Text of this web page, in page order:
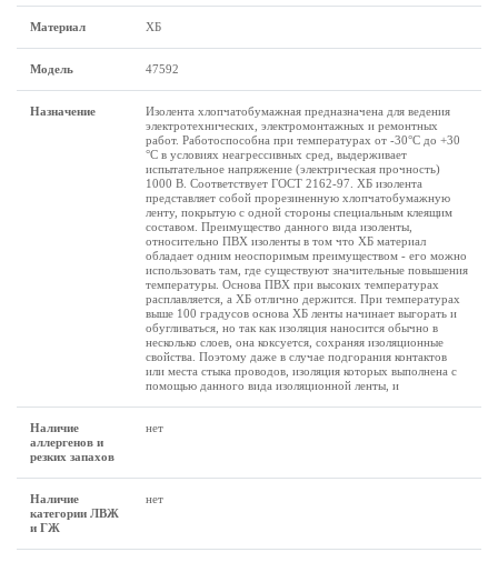
Материал ХБ
Модель 47592
Назначение
Изолента хлопчатобумажная предназначена для ведения
электротехнических, электромонтажных и ремонтных
работ. Работоспособна при температурах от -30°С до +30
°С в условиях неагрессивных сред, выдерживает
испытательное напряжение (электрическая прочность)
1000 В. Соответствует ГОСТ 2162-97. ХБ изолента
представляет собой прорезиненную хлопчатобумажную
ленту, покрытую с одной стороны специальным клеящим
составом. Преимущество данного вида изоленты,
относительно ПВХ изоленты в том что ХБ материал
обладает одним неоспоримым преимуществом - его можно
использовать там, где существуют значительные повышения
температуры. Основа ПВХ при высоких температурах
расплавляется, а ХБ отлично держится. При температурах
выше 100 градусов основа ХБ ленты начинает выгорать и
обугливаться, но так как изоляция наносится обычно в
несколько слоев, она коксуется, сохраняя изоляционные
свойства. Поэтому даже в случае подгорания контактов
или места стыка проводов, изоляция которых выполнена с
помощью данного вида изоляционной ленты, и
Наличие
аллергенов и
резких запахов
нет
Наличие
категории ЛВЖ
и ГЖ
нет